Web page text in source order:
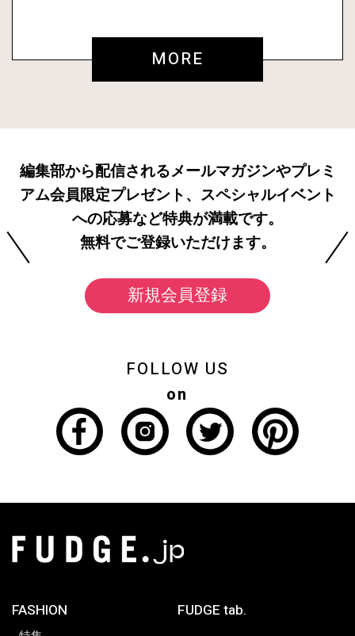
MORE
編集部から配信されるメールマガジンやプレミ
アム会員限定プレゼント、スペシャルイベント
への応募など特典が満載です。
無料でご登録いただけます。
新規会員登録
FOLLOW US
on
FASHION FUDGE tab.